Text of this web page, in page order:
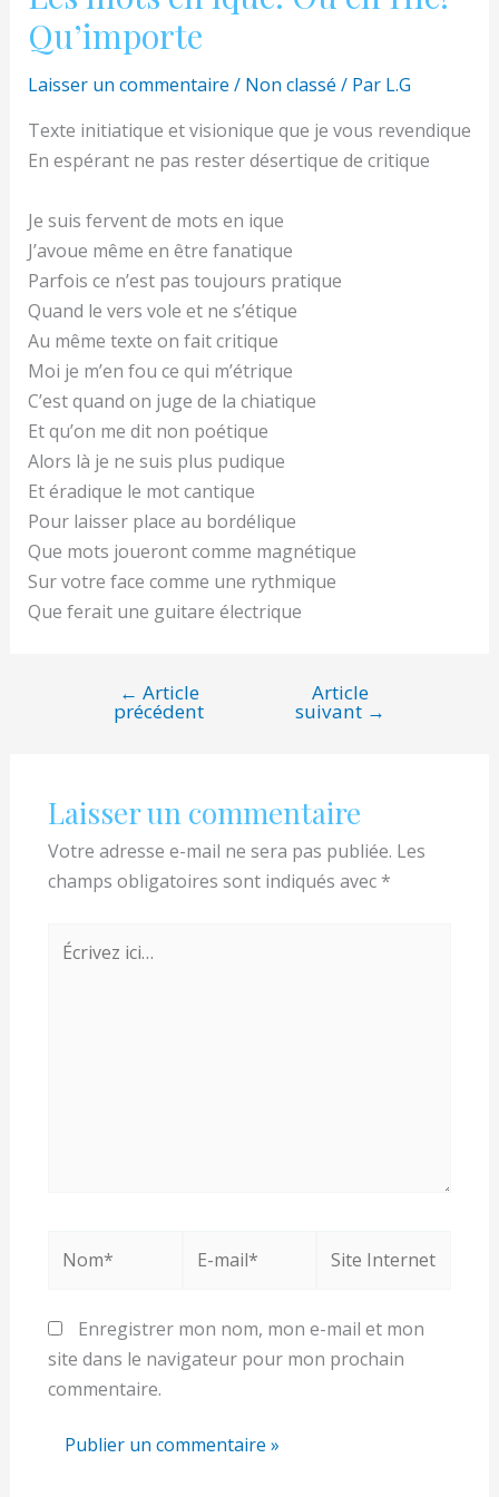
Qu’importe
Laisser un commentaire / Non classé / Par L.G
Texte initiatique et visionique que je vous revendique
En espérant ne pas rester désertique de critique
Je suis fervent de mots en ique
J’avoue même en être fanatique
Parfois ce n’est pas toujours pratique
Quand le vers vole et ne s’étique
Au même texte on fait critique
Moi je m’en fou ce qui m’étrique
C’est quand on juge de la chiatique
Et qu’on me dit non poétique
Alors là je ne suis plus pudique
Et éradique le mot cantique
Pour laisser place au bordélique
Que mots joueront comme magnétique
Sur votre face comme une rythmique
Que ferait une guitare électrique
Navigation
← Article
précédent
Article
suivant →
Laisser un commentaire
Votre adresse e-mail ne sera pas publiée. Les
champs obligatoires sont indiqués avec *
Écrivez
ici…
mail*
Internet
Enregistrer mon nom, mon e-mail et mon
site dans le navigateur pour mon prochain
commentaire.